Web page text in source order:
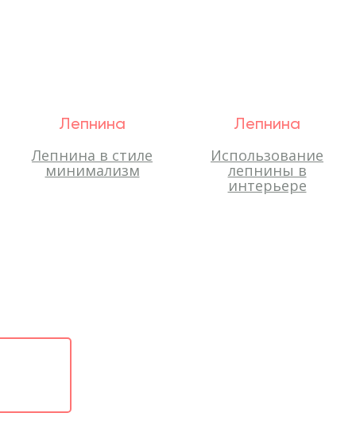
Лепнина
Лепнина в стиле
минимализм
Лепнина
Использование
лепнины в
интерьере